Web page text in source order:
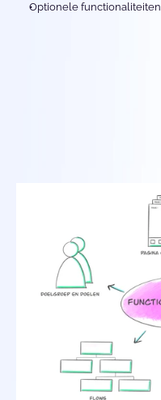
Optionele functionaliteiten